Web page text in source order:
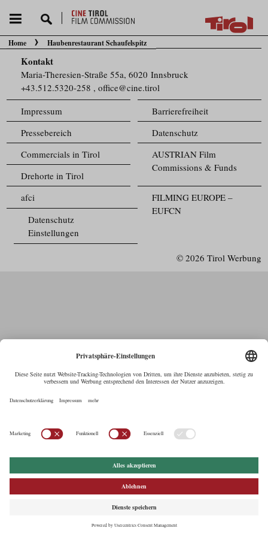
Sie befinden sich hier:
Home Haubenrestaurant Schaufelspitz
Kontakt
Maria-Theresien-Straße 55a, 6020 Innsbruck
+43.512.5320-258 ,office@cine.tirol
Impressum
Barrierefreiheit
Pressebereich
Datenschutz
Commercials in Tirol
AUSTRIAN Film
Commissions & Funds
Drehorte in Tirol
FILMING EUROPE –
EUFCN
afci
Datenschutz
Einstellungen
© 2026 Tirol Werbung